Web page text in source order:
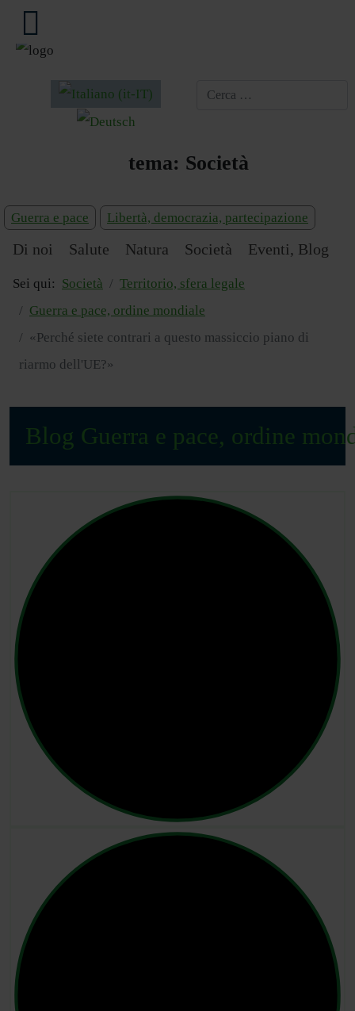
Seleziona la tua lingua
tema: Società
Guerra e pace Libertà, democrazia, partecipazione
Di noi Salute Natura Società Eventi, Blog
Sei qui: Società
Territorio, sfera legale
Guerra e pace, ordine mondiale
«Perché siete contrari a questo massiccio piano di
riarmo dell'UE?»
Blog Guerra e pace, ordine